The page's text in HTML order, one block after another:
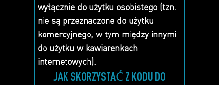
wyłącznie do użytku osobistego (tzn.
nie są przeznaczone do użytku
komercyjnego, w tym między innymi
do użytku w kawiarenkach
internetowych).
JAK SKORZYSTAĆ Z KODU DO